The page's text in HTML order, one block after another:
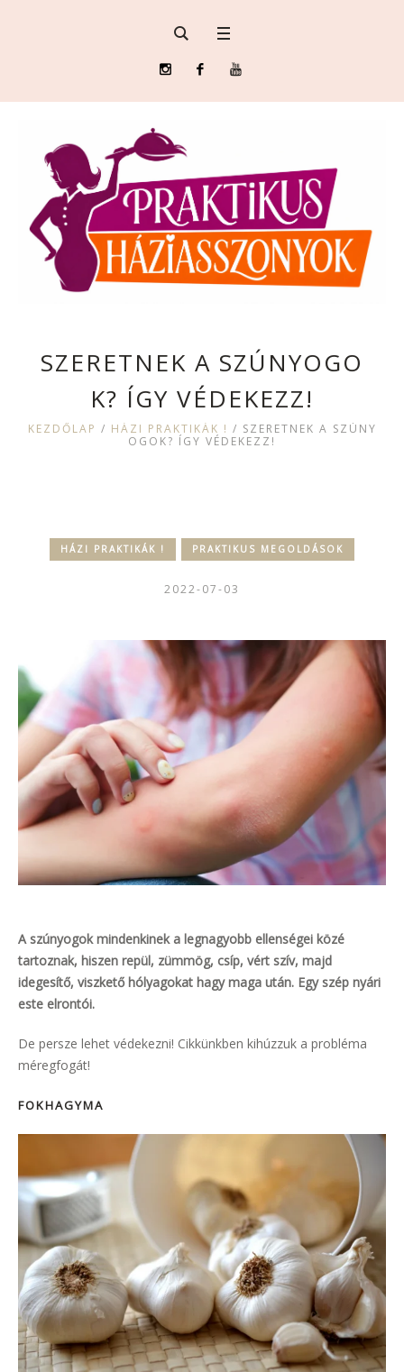
SZERETNEK A SZÚNYOGO
K? ÍGY VÉDEKEZZ!
KEZDŐLAP / HÁZI PRAKTIKÁK ! / SZERETNEK A SZÚNY
OGOK? ÍGY VÉDEKEZZ!
HÁZI PRAKTIKÁK ! PRAKTIKUS MEGOLDÁSOK
2022-07-03
A szúnyogok mindenkinek a legnagyobb ellenségei közé
tartoznak, hiszen repül, zümmög, csíp, vért szív, majd
idegesítő, viszkető hólyagokat hagy maga után. Egy szép nyári
este elrontói.
De persze lehet védekezni! Cikkünkben kihúzzuk a probléma
méregfogát!
FOKHAGYMA